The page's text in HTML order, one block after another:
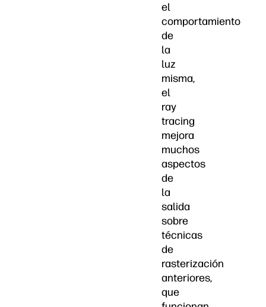
el
comportamiento
de
la
luz
misma,
el
ray
tracing
mejora
muchos
aspectos
de
la
salida
sobre
técnicas
de
rasterización
anteriores,
que